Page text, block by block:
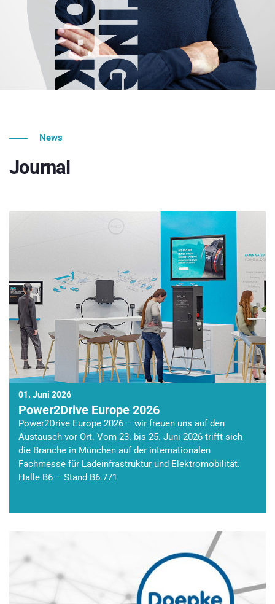
News
Journal
01. Juni 2026
Power2Drive Europe 2026
Power2Drive Europe 2026 – wir freuen uns auf den
Austausch vor Ort. Vom 23. bis 25. Juni 2026 trifft sich
die Branche in München auf der internationalen
Fachmesse für Ladeinfrastruktur und Elektromobilität.
Halle B6 – Stand B6.771